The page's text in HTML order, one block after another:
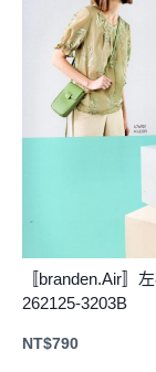
〚branden.Air〛
262125-3203B
NT$790